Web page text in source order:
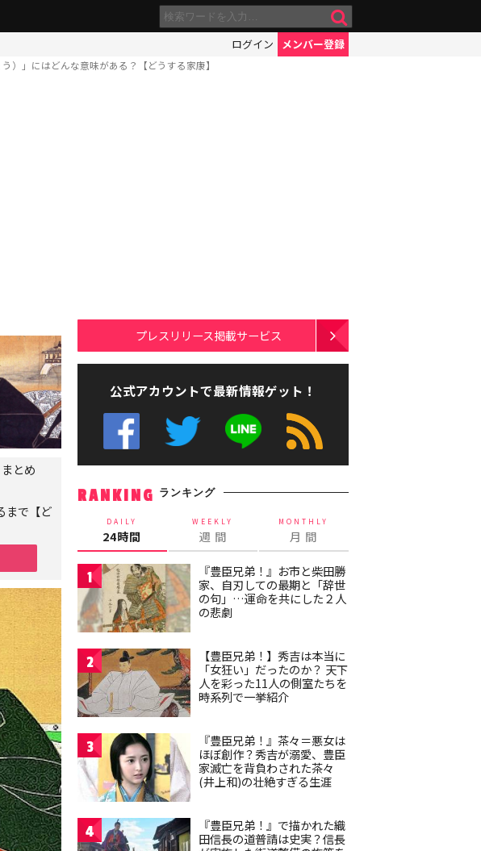
ログイン メンバー登録
）」にはどんな意味がある？【どうする家康】
とめ
まで【ど
プレスリリース掲載サービス
公式アカウントで最新情報ゲット！
RANKING ランキング
DAILY
24時間
WEEKLY
週 間
MONTHLY
月 間
1
『豊臣兄弟！』お市と柴田勝
家、自刃しての最期と「辞世
の句」…運命を共にした２人
の悲劇
2
【豊臣兄弟！】秀吉は本当に
「女狂い」だったのか？ 天下
人を彩った11人の側室たちを
時系列で一挙紹介
3
『豊臣兄弟！』茶々＝悪女は
ほぼ創作？秀吉が溺愛、豊臣
家滅亡を背負わされた茶々
(井上和)の壮絶すぎる生涯
4
『豊臣兄弟！』で描かれた織
田信長の道普請は史実？信長